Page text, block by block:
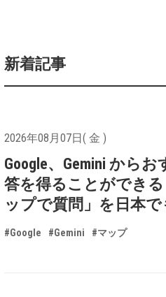
新着記事
2026年08月07日( 金 )
Google、Gemini からお
答を得ることができる
ップで質問」を日本
#Google #Gemini #マップ